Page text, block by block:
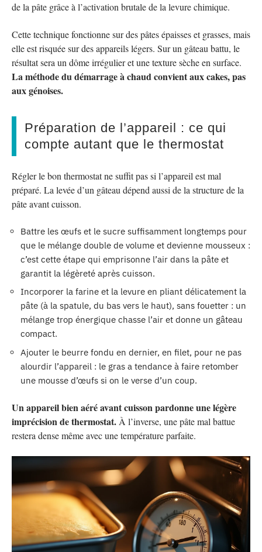
de la pâte grâce à l’activation brutale de la levure chimique.
Cette technique fonctionne sur des pâtes épaisses et grasses, mais
elle est risquée sur des appareils légers. Sur un gâteau battu, le
résultat sera un dôme irrégulier et une texture sèche en surface.
La méthode du démarrage à chaud convient aux cakes, pas
aux génoises.
Préparation de l’appareil : ce qui
compte autant que le thermostat
Régler le bon thermostat ne suffit pas si l’appareil est mal
préparé. La levée d’un gâteau dépend aussi de la structure de la
pâte avant cuisson.
Battre les œufs et le sucre suffisamment longtemps pour
que le mélange double de volume et devienne mousseux :
c’est cette étape qui emprisonne l’air dans la pâte et
garantit la légèreté après cuisson.
Incorporer la farine et la levure en pliant délicatement la
pâte (à la spatule, du bas vers le haut), sans fouetter : un
mélange trop énergique chasse l’air et donne un gâteau
compact.
Ajouter le beurre fondu en dernier, en filet, pour ne pas
alourdir l’appareil : le gras a tendance à faire retomber
une mousse d’œufs si on le verse d’un coup.
Un appareil bien aéré avant cuisson pardonne une légère
imprécision de thermostat. À l’inverse, une pâte mal battue
restera dense même avec une température parfaite.